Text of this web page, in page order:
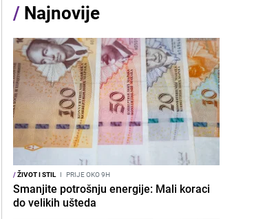
/ Najnovije
/ŽIVOT I STIL I PRIJE OKO 9H
Smanjite potrošnju energije: Mali koraci
do velikih ušteda